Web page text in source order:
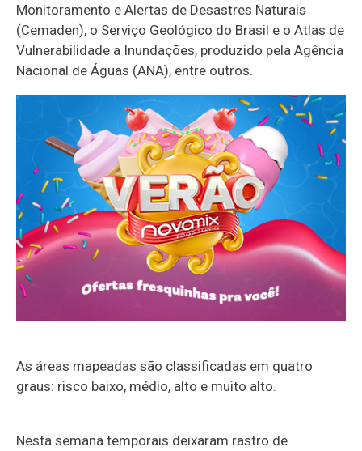
Monitoramento e Alertas de Desastres Naturais
(Cemaden), o Serviço Geológico do Brasil e o Atlas de
Vulnerabilidade a Inundações, produzido pela Agência
Nacional de Águas (ANA), entre outros.
As áreas mapeadas são classificadas em quatro
graus: risco baixo, médio, alto e muito alto.
Nesta semana temporais deixaram rastro de